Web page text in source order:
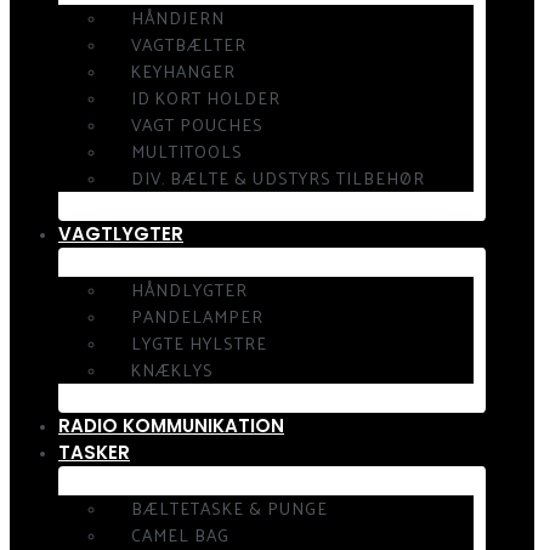
HÅNDJERN
VAGTBÆLTER
KEYHANGER
ID KORT HOLDER
VAGT POUCHES
MULTITOOLS
DIV. BÆLTE & UDSTYRS TILBEHØR
VAGTLYGTER
HÅNDLYGTER
PANDELAMPER
LYGTE HYLSTRE
KNÆKLYS
RADIO KOMMUNIKATION
TASKER
BÆLTETASKE & PUNGE
CAMEL BAG